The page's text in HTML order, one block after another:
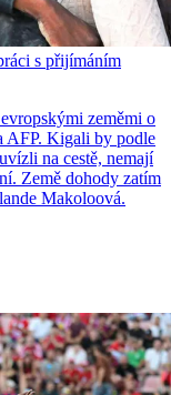
s přijímáním
zeměmi o
AFP. Kigali by podle
na cestě, nemají
Země dohody zatím
Makoloová.